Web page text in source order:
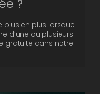
?
plus en plus lorsque
d’une ou plusieurs
gratuite dans notre